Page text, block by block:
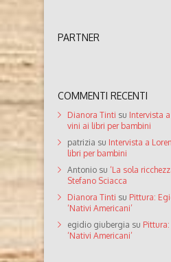
PARTNER
COMMENTI RECENTI
Dianora Tinti su Intervista
vini ai libri per bambini
patrizia su Intervista a
libri per bambini
Antonio su ‘La sola
Stefano Sciacca
Dianora Tinti su Pittura:
‘Nativi Americani’
egidio giubergia su
‘Nativi Americani’